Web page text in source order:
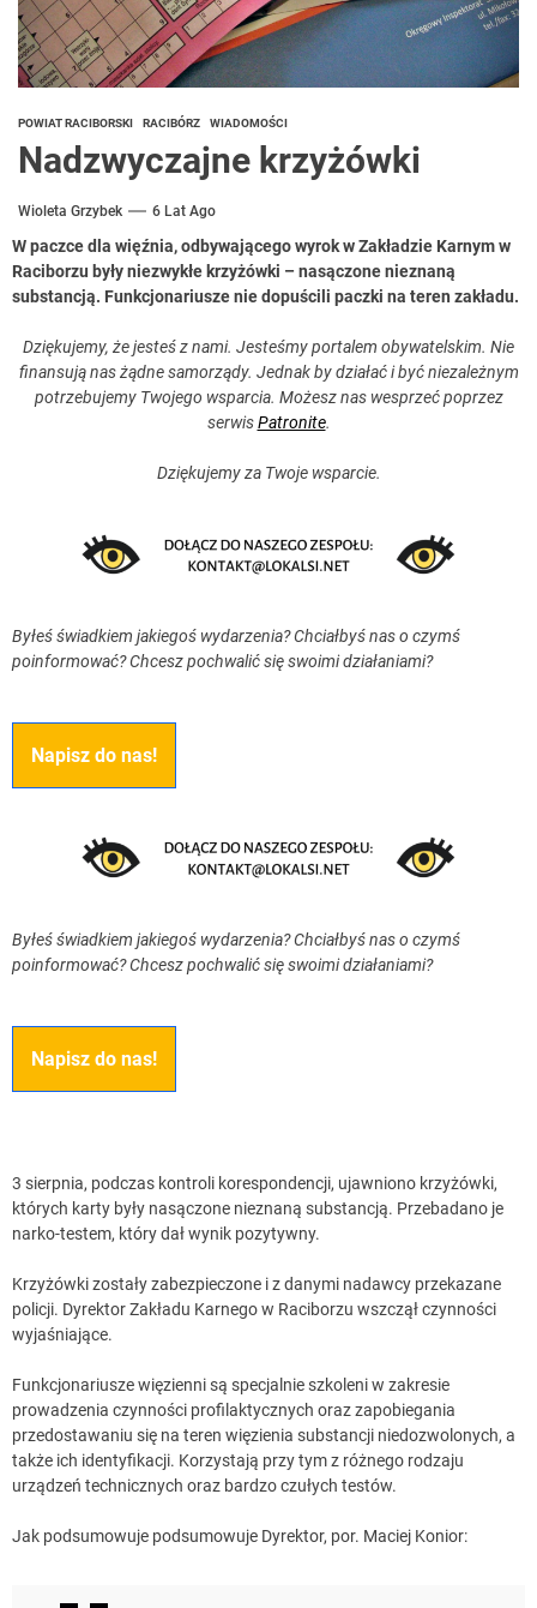
POWIAT RACIBORSKI RACIBÓRZ WIADOMOŚCI
Nadzwyczajne krzyżówki
Wioleta Grzybek 6 Lat Ago
W paczce dla więźnia, odbywającego wyrok w Zakładzie Karnym w
Raciborzu były niezwykłe krzyżówki – nasączone nieznaną
substancją. Funkcjonariusze nie dopuścili paczki na teren zakładu.
Dziękujemy, że jesteś z nami. Jesteśmy portalem obywatelskim. Nie
finansują nas żądne samorządy. Jednak by działać i być niezależnym
potrzebujemy Twojego wsparcia. Możesz nas wesprzeć poprzez
serwisPatronite.
Dziękujemy za Twoje wsparcie.
Byłeś świadkiem jakiegoś wydarzenia? Chciałbyś nas o czymś
poinformować? Chcesz pochwalić się swoimi działaniami?
Napisz do nas!
Byłeś świadkiem jakiegoś wydarzenia? Chciałbyś nas o czymś
poinformować? Chcesz pochwalić się swoimi działaniami?
Napisz do nas!
3 sierpnia, podczas kontroli korespondencji, ujawniono krzyżówki,
których karty były nasączone nieznaną substancją. Przebadano je
narko-testem, który dał wynik pozytywny.
Krzyżówki zostały zabezpieczone i z danymi nadawcy przekazane
policji. Dyrektor Zakładu Karnego w Raciborzu wszczął czynności
wyjaśniające.
Funkcjonariusze więzienni są specjalnie szkoleni w zakresie
prowadzenia czynności profilaktycznych oraz zapobiegania
przedostawaniu się na teren więzienia substancji niedozwolonych, a
także ich identyfikacji. Korzystają przy tym z różnego rodzaju
urządzeń technicznych oraz bardzo czułych testów.
Jak podsumowuje podsumowuje Dyrektor, por. Maciej Konior: